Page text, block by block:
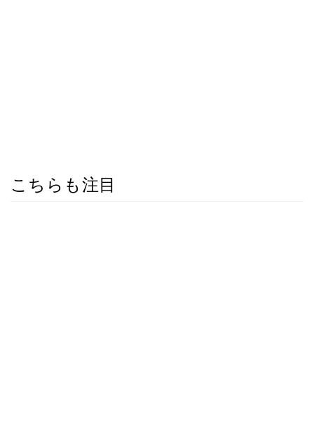
こちらも注目